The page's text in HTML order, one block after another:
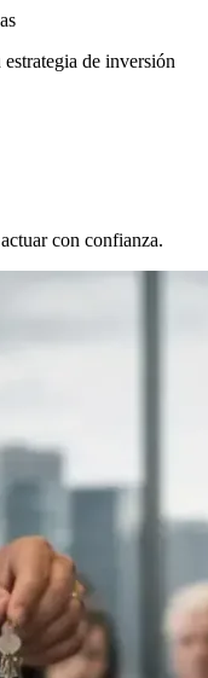
de inversión
con confianza.